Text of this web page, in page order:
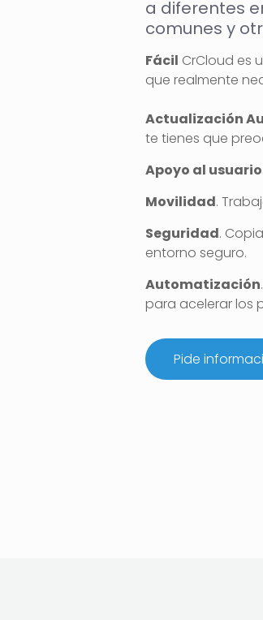
a diferentes
comunes y
Fácil CrCloud es
que realmente
Actualización
te tienes que
Apoyo al usuario
Movilidad.
Seguridad.
entorno seguro.
Automatización
para acelerar los
Pide